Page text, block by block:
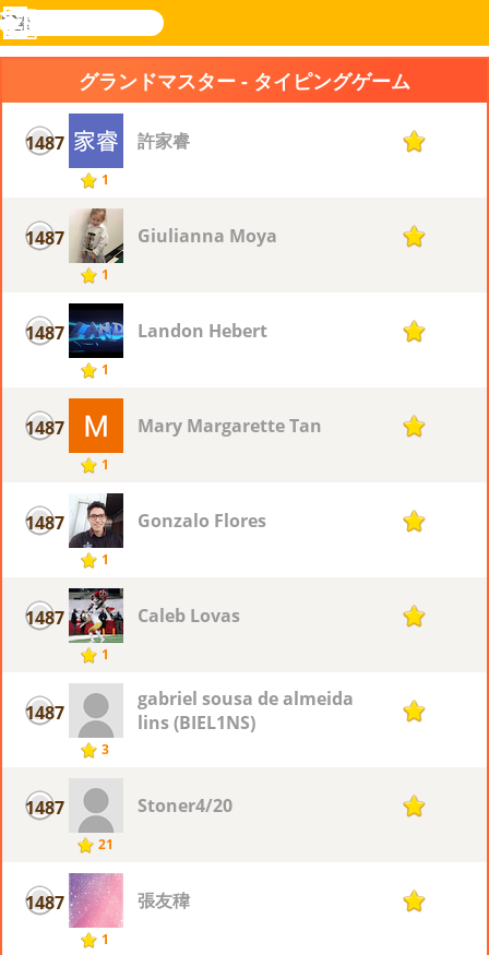
Novel
検
索
ログ
メ
ニ
ー
グランドマスター - タイピングゲーム
1487
1
許家睿 1
1487
1
Giulianna Moya 1
1487
1
Landon Hebert 1
1487
1
Mary Margarette Tan 1
1487
1
Gonzalo Flores 1
1487
1
Caleb Lovas 1
1487
3
gabriel sousa de almeida
lins (BIEL1NS)
1
1487
21
Stoner4/20 1
1487
1
張友稦 1